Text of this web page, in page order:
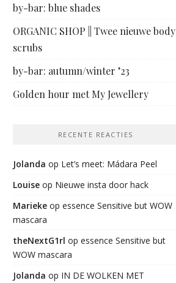
by-bar: blue shades
ORGANIC SHOP || Twee nieuwe body
scrubs
by-bar: autumn/winter ’23
Golden hour met My Jewellery
RECENTE REACTIES
Jolanda op Let’s meet: Mádara Peel
Louise op Nieuwe insta door hack
Marieke op essence Sensitive but WOW
mascara
theNextG1rl op essence Sensitive but
WOW mascara
Jolanda op IN DE WOLKEN MET